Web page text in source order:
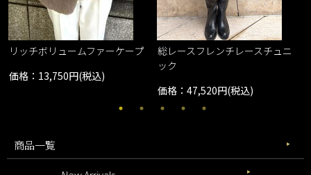
リッチボリュームファーケープ
価格：13,750円(税込)
総レースフレンチレースチュニ
ック
価格：47,520円(税込)
商品一覧